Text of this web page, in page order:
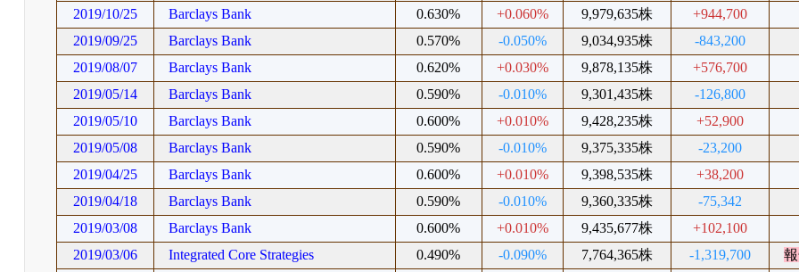
2019/10/25
Barclays Bank 0.630% +0.060% 9,979,635株
+944,700
2019/09/25
Barclays Bank 0.570% -0.050% 9,034,935株
-843,200
2019/08/07
Barclays Bank 0.620% +0.030% 9,878,135株
+576,700
2019/05/14
Barclays Bank 0.590% -0.010% 9,301,435株
-126,800
2019/05/10
Barclays Bank 0.600% +0.010% 9,428,235株
+52,900
2019/05/08
Barclays Bank 0.590% -0.010% 9,375,335株
-23,200
2019/04/25
Barclays Bank 0.600% +0.010% 9,398,535株
+38,200
2019/04/18
Barclays Bank 0.590% -0.010% 9,360,335株
-75,342
2019/03/08
Barclays Bank 0.600% +0.010% 9,435,677株
+102,100
2019/03/06
Integrated Core Strategies 0.490% -0.090% 7,764,365株 -1,319,700